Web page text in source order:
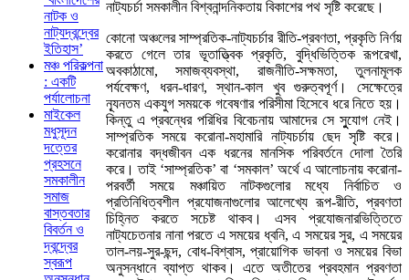
নাট্যচর্চা সমকালীন বিশ্বনান্দনিকতায় বিকাশের পথ সৃষ্টি করেছে।
কোনো অঞ্চলের সাম্প্রতিক-নাট্যচর্চার রীতি-প্রবণতা, প্রকৃতি নির্ণয়
করতে গেলে তার ভূতাত্ত্বিক প্রকৃতি, বুদ্ধিভিত্তিক রূপরেখা,
অবকাঠামো, সমাজব্যবস্থা, রাজনীতি-সক্ষমতা, তুলনামূলক
পর্যবেক্ষণ, ধরন-ধারণ, স্থান-কাল খুব গুরুত্বপূর্ণ। সেক্ষেত্রে
ন্যূনতম একযুগ সময়কে গবেষণার পরিসীমা হিসেবে ধরে নিতে হয়।
কিন্তু এ প্রবন্ধের পরিধির বিবেচনায় আমাদের সে সুুযোগ নেই।
সাম্প্রতিক সময়ে করোনা-মহামারি নাট্যচর্চায় ছেদ সৃষ্টি করে।
করোনার বদ্ধজীবন এক ধরনের মানসিক পরিবর্তনে দোলা তৈরি
করে। তাই ‘সাম্প্রতিক’ বা ‘সমকাল’ অর্থে এ আলোচনায় করোনা-
পরবর্তী সময়ে মঞ্চায়িত নাটকগুলোর মধ্যে নির্বাচিত ও
প্রতিনিধিত্বশীল প্রযোজনাগুলোর আলেখ্যে রূপ-রীতি, প্রবণতা
চিহ্নিত করতে সচেষ্ট থাকব। এসব প্রযোজনারভিত্তিতে
নাট্যচেতনার নানা পরতে এ সময়ের ধ্বনি, এ সময়ের সুর, এ সময়ের
তাল-লয়-সুর-ছন্দ, বোধ-বিশ্বাস, প্রায়োগিক ভাবনা ও সময়ের বিভা
অনুসন্ধানে ব্যাপ্ত থাকব। এতে অতীতের প্রবহমান প্রবণতা
নাটক ও
নাট্যদ্বন্দ্বের
ইতিহাস’
মঞ্চ পরিকল্পনা
: একটি
পর্যালোচনা
মাইকেল
মধুসূদন
দত্তের
প্রহসনে
সমকালীন
সমাজ
বাস্তবতার
বিবর্তন ও
দ্বন্দ্বের
স্বরূপ